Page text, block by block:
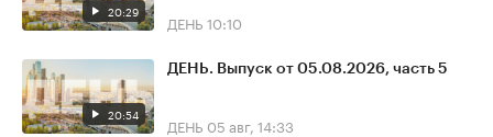
20:29 ДЕНЬ 10:10
20:54
ДЕНЬ. Выпуск от 05.08.2026, часть 5
ДЕНЬ 05 авг, 14:33